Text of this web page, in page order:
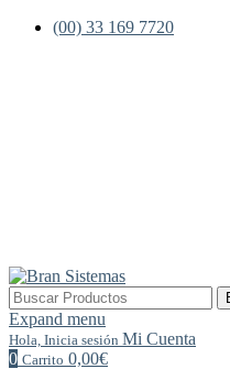
(00) 33 169 7720
Buscar
por:
Expand menu
Hola, Inicia sesión Mi Cuenta
0 Carrito 0,00€